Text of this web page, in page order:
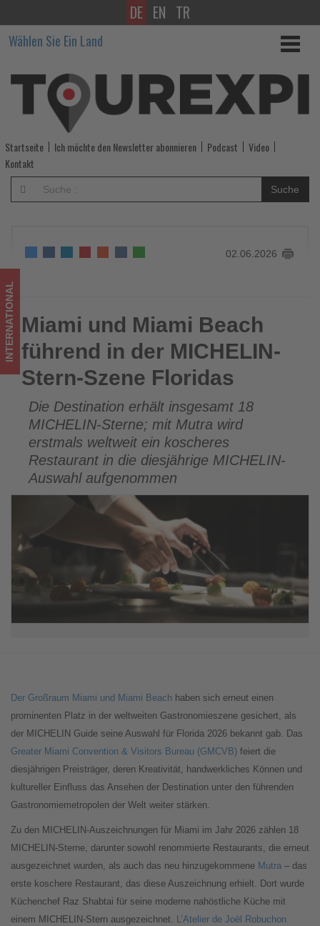
Miami
und
Miami
Beach
führend
in
der
Stern-
Szene
Floridas
-
Wissen,
was
Tourismus
los
ist!
DE EN TR
Wählen Sie Ein Land
Startseite Ich möchte den Newsletter abonnieren Podcast
Video
Kontakt
Suche
02.06.2026
Miami und Miami Beach führend in der MICHELIN-Stern-
Szene Floridas
INTERNATIONAL Miami und Miami Beach
führend in der MICHELIN-
Stern-Szene Floridas
Die Destination erhält insgesamt 18
MICHELIN-Sterne; mit Mutra wird
erstmals weltweit ein koscheres
Restaurant in die diesjährige MICHELIN-
Auswahl aufgenommen
Der Großraum Miami und Miami Beach haben sich erneut einen
prominenten Platz in der weltweiten Gastronomieszene gesichert, als
der MICHELIN Guide seine Auswahl für Florida 2026 bekannt gab. Das
Greater Miami Convention & Visitors Bureau (GMCVB) feiert die
diesjährigen Preisträger, deren Kreativität, handwerkliches Können und
kultureller Einfluss das Ansehen der Destination unter den führenden
Gastronomiemetropolen der Welt weiter stärken.
Zu den MICHELIN-Auszeichnungen für Miami im Jahr 2026 zählen 18
MICHELIN-Sterne, darunter sowohl renommierte Restaurants, die erneut
ausgezeichnet wurden, als auch das neu hinzugekommene Mutra – das
erste koschere Restaurant, das diese Auszeichnung erhielt. Dort wurde
Küchenchef Raz Shabtai für seine moderne nahöstliche Küche mit
einem MICHELIN-Stern ausgezeichnet. L’Atelier de Joël Robuchon